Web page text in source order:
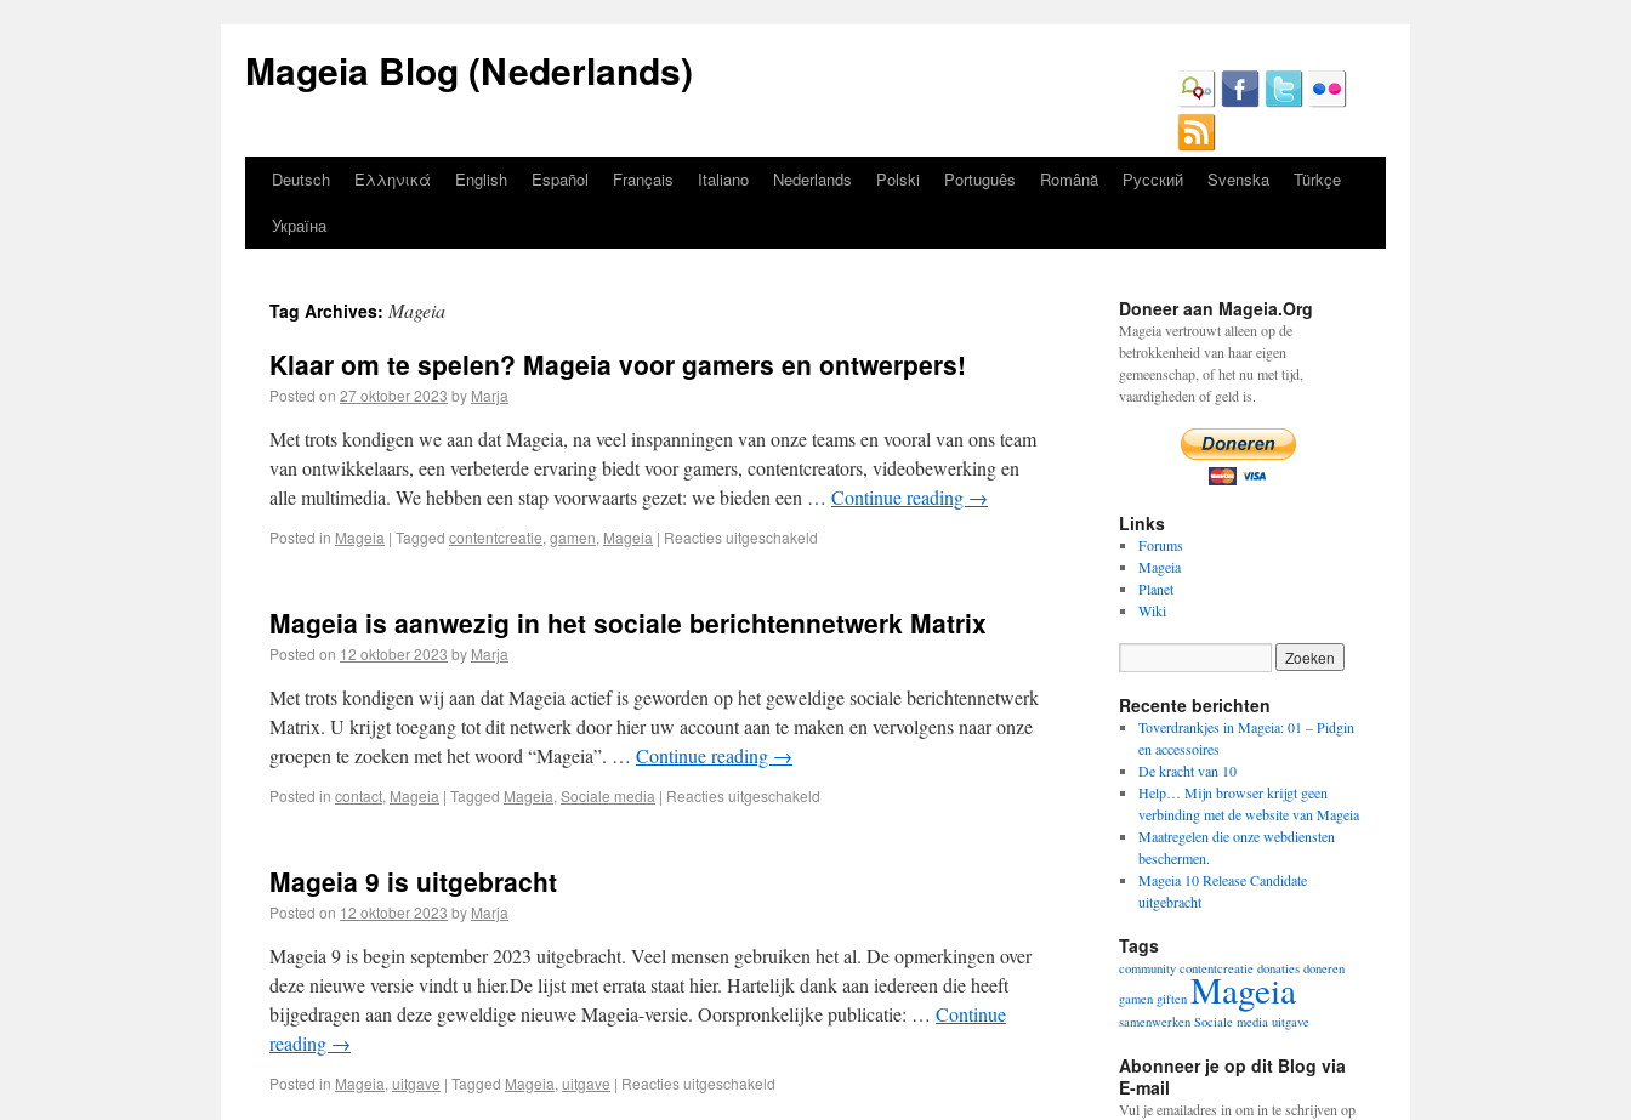
Mageia Blog (Nederlands)
Deutsch Ελληνικά English Español Français Italiano Nederlands Polski Português Română Русский Svenska
Türkçe
Україна
Tag Archives: Mageia
Klaar om te spelen? Mageia voor gamers en ontwerpers!
Posted on 27 oktober 2023 by Marja
Met trots kondigen we aan dat Mageia, na veel inspanningen van onze teams en vooral van ons team
van ontwikkelaars, een verbeterde ervaring biedt voor gamers, contentcreators, videobewerking en
alle multimedia. We hebben een stap voorwaarts gezet: we bieden een … Continue reading →
Posted in Mageia | Tagged contentcreatie, gamen, Mageia | Reacties uitgeschakeld
Mageia is aanwezig in het sociale berichtennetwerk Matrix
Posted on 12 oktober 2023 by Marja
Met trots kondigen wij aan dat Mageia actief is geworden op het geweldige sociale berichtennetwerk
Matrix. U krijgt toegang tot dit netwerk door hier uw account aan te maken en vervolgens naar onze
groepen te zoeken met het woord “Mageia”. … Continue reading →
Posted in contact, Mageia | Tagged Mageia, Sociale media | Reacties uitgeschakeld
Mageia 9 is uitgebracht
Posted on 12 oktober 2023 by Marja
Mageia 9 is begin september 2023 uitgebracht. Veel mensen gebruiken het al. De opmerkingen over
deze nieuwe versie vindt u hier.De lijst met errata staat hier. Hartelijk dank aan iedereen die heeft
bijgedragen aan deze geweldige nieuwe Mageia-versie. Oorspronkelijke publicatie: … Continue
reading →
Posted in Mageia, uitgave | Tagged Mageia, uitgave | Reacties uitgeschakeld
Doneer aan Mageia.Org
Mageia vertrouwt alleen op de
betrokkenheid van haar eigen
gemeenschap, of het nu met tijd,
vaardigheden of geld is.
Links
Forums
Mageia
Planet
Wiki
Recente berichten
Toverdrankjes in Mageia: 01 – Pidgin
en accessoires
De kracht van 10
Help… Mijn browser krijgt geen
verbinding met de website van Mageia
Maatregelen die onze webdiensten
beschermen.
Mageia 10 Release Candidate
uitgebracht
Tags
community contentcreatie donaties doneren
gamen giften Mageia
samenwerken Sociale media uitgave
Abonneer je op dit Blog via
E-mail
Vul je emailadres in om in te schrijven op